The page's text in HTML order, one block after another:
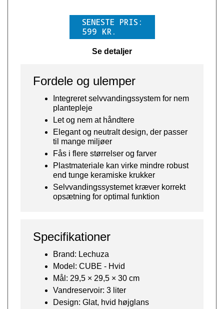
Fordele og ulemper
Integreret selvvandingssystem for nem
plantepleje
Let og nem at håndtere
Elegant og neutralt design, der passer
til mange miljøer
Fås i flere størrelser og farver
Plastmateriale kan virke mindre robust
end tunge keramiske krukker
Selvvandingssystemet kræver korrekt
opsætning for optimal funktion
Specifikationer
Brand: Lechuza
Model: CUBE - Hvid
Mål: 29,5 × 29,5 × 30 cm
Vandreservoir: 3 liter
Design: Glat, hvid højglans
SENESTE PRIS:
599 KR.
Se detaljer